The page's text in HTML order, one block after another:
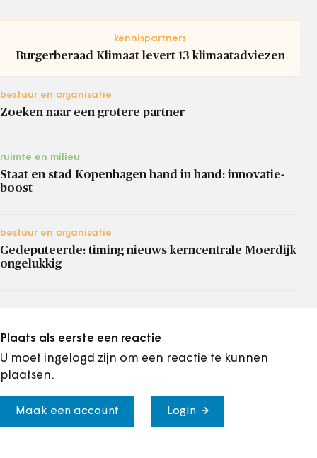
kennispartners
Burgerberaad Klimaat levert 13 klimaatadviezen
bestuur en organisatie
Zoeken naar een grotere partner
ruimte en milieu
Staat en stad Kopenhagen hand in hand: innovatie-
boost
bestuur en organisatie
Gedeputeerde: timing nieuws kerncentrale Moerdijk
ongelukkig
Plaats als eerste een reactie
U moet ingelogd zijn om een reactie te kunnen
plaatsen.
Maak een account Login